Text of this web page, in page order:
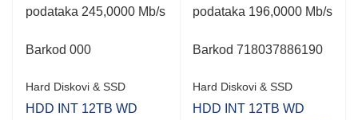
podataka 245,0000 Mb/s
Barkod 000
Hard Diskovi & SSD
HDD INT 12TB WD
podataka 196,0000 Mb/s
Barkod 718037886190
Hard Diskovi & SSD
HDD INT 12TB WD